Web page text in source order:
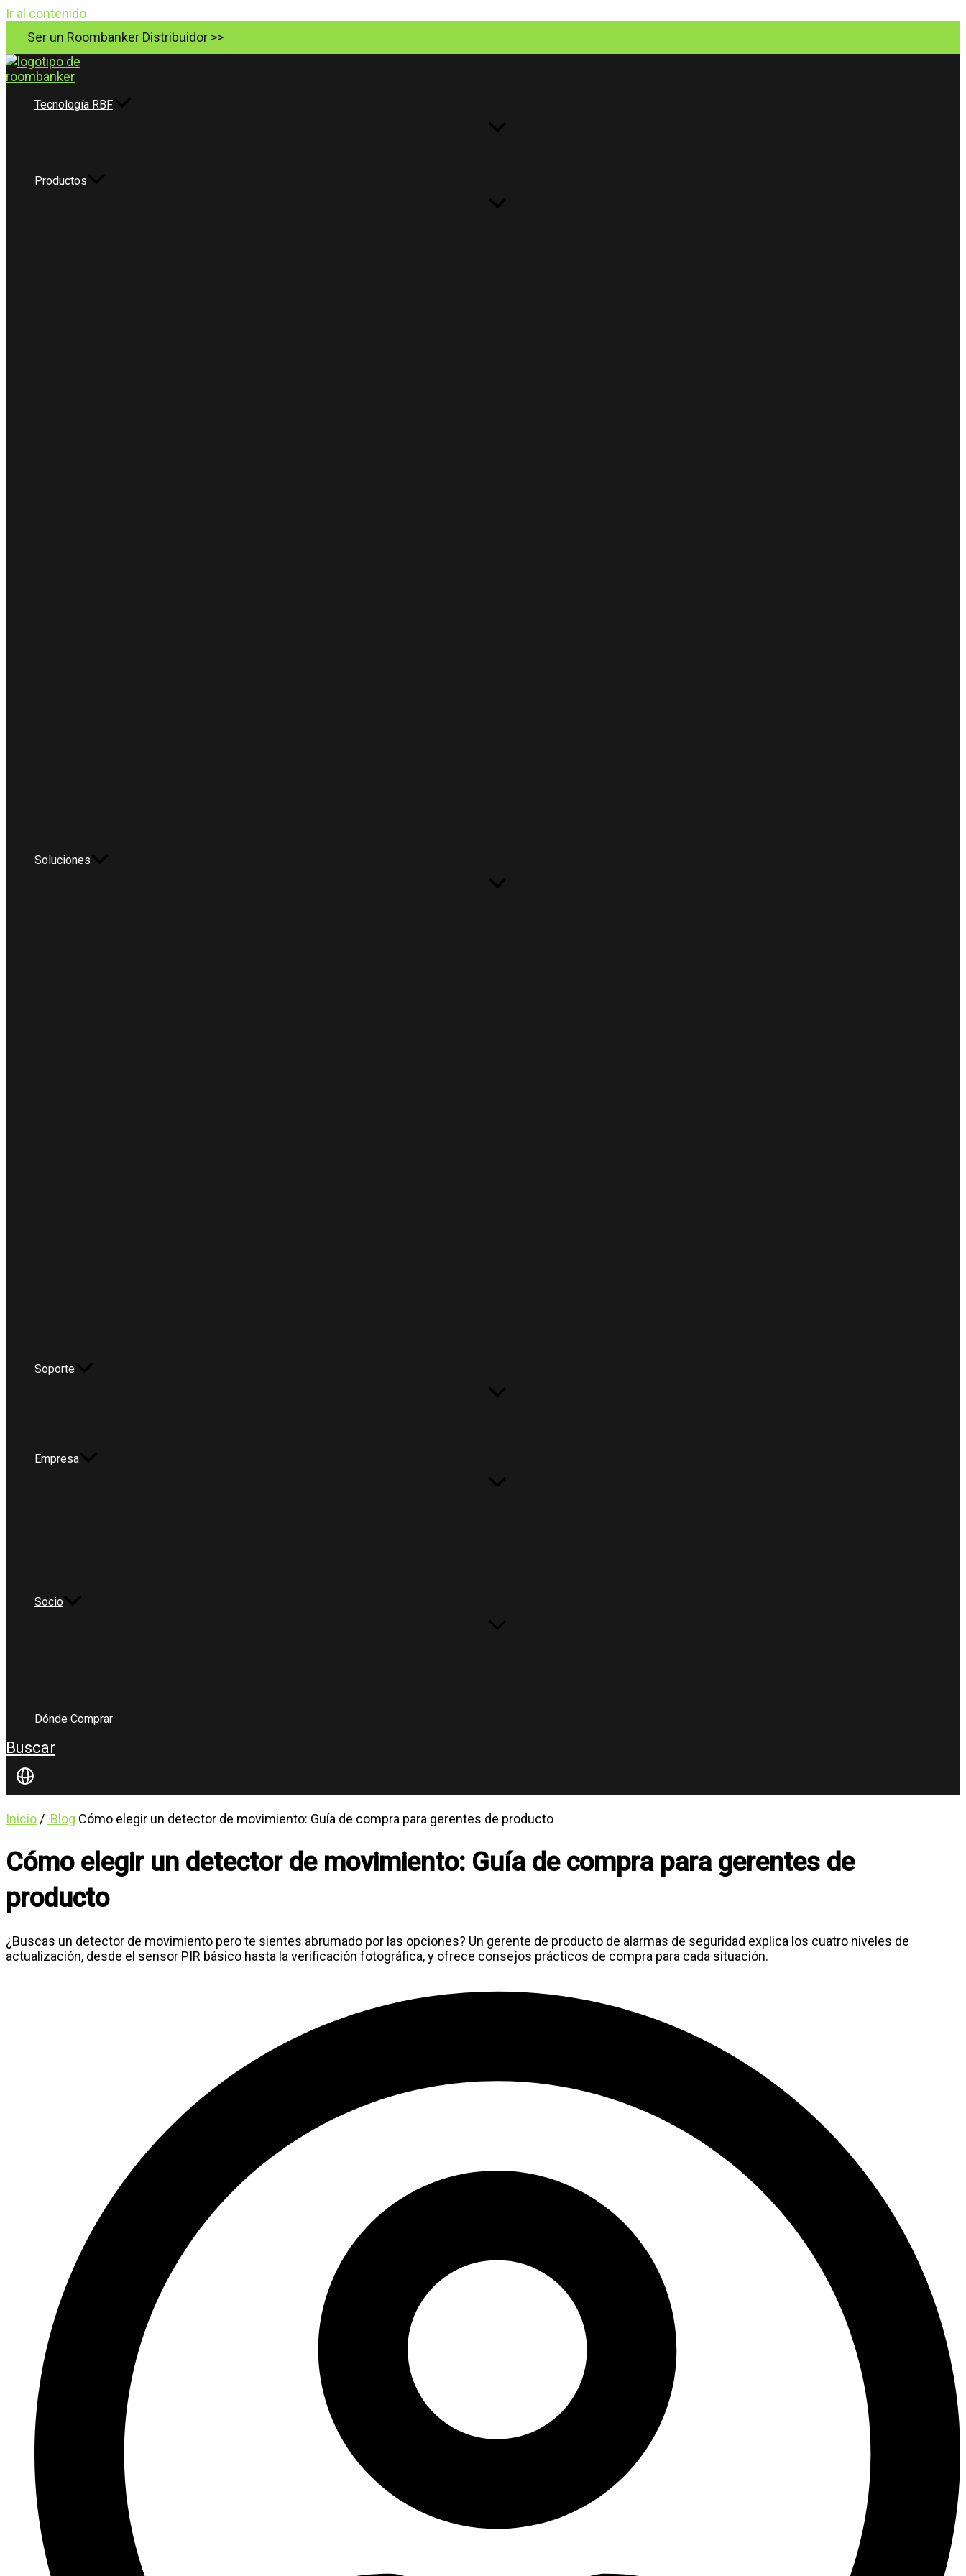
Ir al contenido
Ser un Roombanker Distribuidor >>
Tecnología RBF
Productos
Soluciones
Soporte
Empresa
Socio
Dónde Comprar
Buscar
Inicio/ Blog Cómo elegir un detector de movimiento: Guía de compra para gerentes de producto
Cómo elegir un detector de movimiento: Guía de compra para gerentes de
producto
¿Buscas un detector de movimiento pero te sientes abrumado por las opciones? Un gerente de producto de alarmas de seguridad explica los cuatro niveles de
actualización, desde el sensor PIR básico hasta la verificación fotográfica, y ofrece consejos prácticos de compra para cada situación.